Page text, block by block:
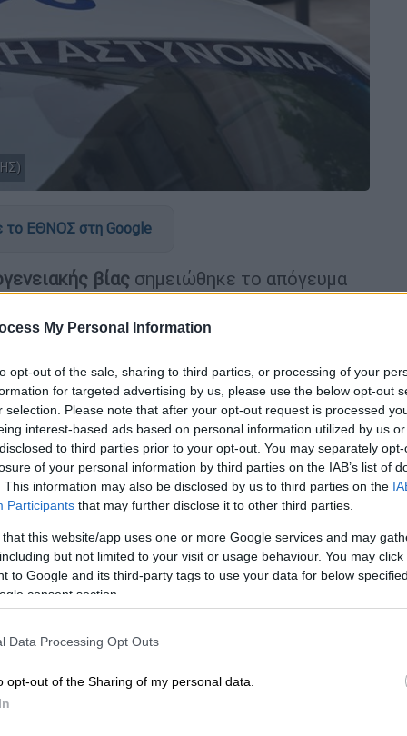
My Personal Information
opt-out of the sale, sharing to third parties, or processing of your
for targeted advertising by us, please use the below opt-out
selection. Please note that after your opt-out request is processed
interest-based ads based on personal information utilized by us
to third parties prior to your opt-out. You may separately
of your personal information by third parties on the IAB’s list of
This information may also be disclosed by us to third parties on the
Participants that may further disclose it to other third parties.
that this website/app uses one or more Google services and may
but not limited to your visit or usage behaviour. You may
to Google and its third-party tags to use your data for below
consent section.
Data Processing Opt Outs
opt-out of the Sharing of my personal data.
το ΕΘΝΟΣ στη Google
βίας σημειώθηκε το απόγευμα
ΠαντάνασσαςΗρακλείου, όταν 30χρονος
ενώ μέσα ήταν τα παιδιά τους.
το Σάββατο (9/5) μέσα σε χαντάκι,
δικαστικές αρχές να ασκούν πλέον σε
δίωξη για απόπειρα ανθρωποκτονίας
21χρονος κυνηγούσε εργαζόμενη
Κυριακής
αστυνομικές αρχές, ενώ έλαβε
Τρίτη.